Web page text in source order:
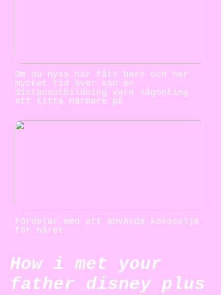
Om du nyss har fått barn och har
mycket tid över kan en
distansutbildning vara någonting
att titta närmare på
Fördelar med att använda kokosolja
för håret
How i met your
father disney plus